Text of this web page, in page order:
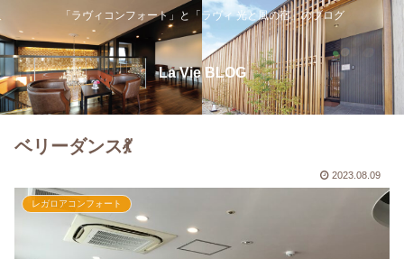
「ラヴィコンフォート」と「ラヴィ 光と風の宿」のブログ
La Vie BLOG
ベリーダンス💃
2023.08.09
レガロアコンフォート